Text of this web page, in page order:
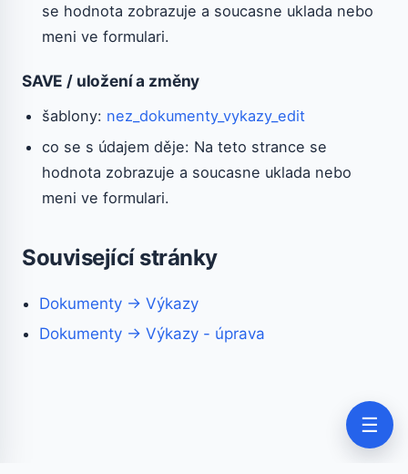
☰
se hodnota zobrazuje a soucasne uklada nebo
meni ve formulari.
SAVE / uložení a změny
šablony: nez_dokumenty_vykazy_edit
co se s údajem děje: Na teto strance se
hodnota zobrazuje a soucasne uklada nebo
meni ve formulari.
Související stránky
Dokumenty → Výkazy
Dokumenty → Výkazy - úprava